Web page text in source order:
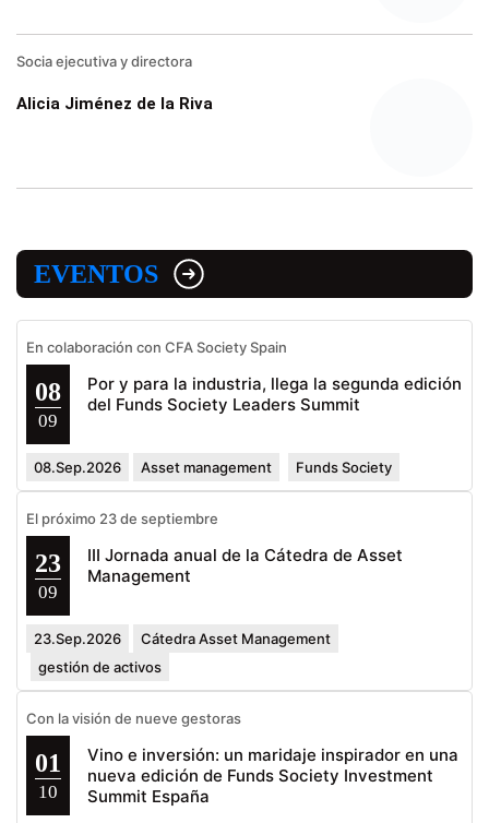
Socia ejecutiva y directora
Alicia Jiménez de la Riva
EVENTOS
En colaboración con CFA Society Spain
08
09
Por y para la industria, llega la segunda edición
del Funds Society Leaders Summit
08.Sep.2026 Asset management Funds Society
El próximo 23 de septiembre
23
09
III Jornada anual de la Cátedra de Asset
Management
23.Sep.2026
Cátedra Asset Management
gestión de activos
Con la visión de nueve gestoras
01
10
Vino e inversión: un maridaje inspirador en una
nueva edición de Funds Society Investment
Summit España